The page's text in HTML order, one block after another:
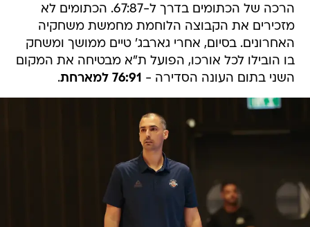
הרכה של הכתומים בדרך ל-67:87. הכתומים לא
מזכירים את הקבוצה הלוחמת מחמשת משחקיה
האחרונים. בסיום, אחרי גארבג' טיים ממושך ומשחק
בו הובילו לכל אורכו, הפועל ת"א מבטיחה את המקום
השני בתום העונה הסדירה - 76:91 למארחת .